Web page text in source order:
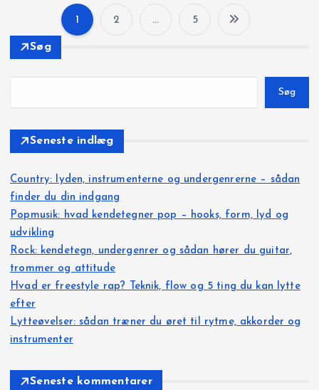
n
d
æ
g
s
i
n
1 2 … 5
Søg
Søg
Seneste indlæg
Country: lyden, instrumenterne og undergenrerne – sådan
finder du din indgang
Popmusik: hvad kendetegner pop – hooks, form, lyd og
udvikling
Rock: kendetegn, undergenrer og sådan hører du guitar,
trommer og attitude
Hvad er freestyle rap? Teknik, flow og 5 ting du kan lytte
efter
Lytteøvelser: sådan træner du øret til rytme, akkorder og
instrumenter
Seneste kommentarer